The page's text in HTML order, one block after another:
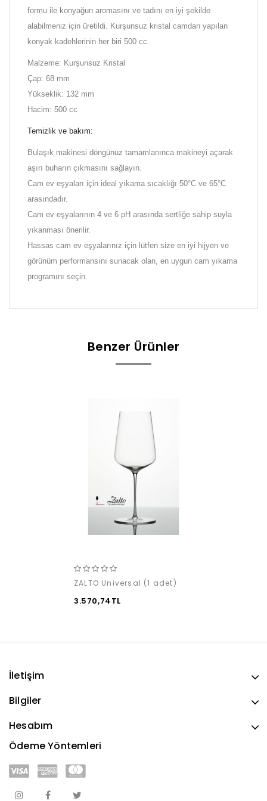
formu ile konyağun aromasını ve tadını en iyi şekilde
alabilmeniz için üretildi. Kurşunsuz kristal camdan yapılan
konyak kadehlerinin her biri 500 cc.
Malzeme: Kurşunsuz Kristal
Çap: 68 mm
Yükseklik: 132 mm
Hacim: 500 cc
Temizlik ve bakım:
Bulaşık makinesi döngünüz tamamlanınca makineyi açarak
aşırı buharın çıkmasını sağlayın.
Cam ev eşyaları için ideal yıkama sıcaklığı 50°C ve 65°C
arasındadır.
Cam ev eşyalarının 4 ve 6 pH arasında sertliğe sahip suyla
yıkanması önerilir.
Hassas cam ev eşyalarınız için lütfen size en iyi hijyen ve
görünüm performansını sunacak olan, en uygun cam yıkama
programını seçin.
Benzer Ürünler
ZALTO Universal (1 adet)
3.570,74TL
İletişim
Bilgiler
Hesabım
Ödeme Yöntemleri